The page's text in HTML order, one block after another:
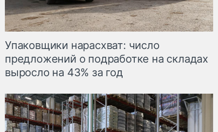
Упаковщики нарасхват: число
предложений о подработке на складах
выросло на 43% за год